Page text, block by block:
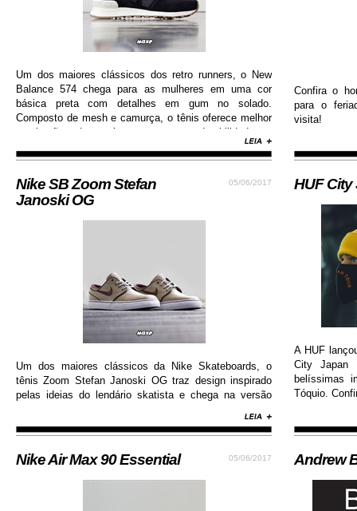
Um dos maiores clássicos dos retro runners, o New
Balance 574 chega para as mulheres em uma cor
básica preta com detalhes em gum no solado.
Composto de mesh e camurça, o tênis oferece melhor
respiração dos pés e garante durabilidade e
05/06/2017
Nike SB Zoom Stefan
Janoski OG
Um dos maiores clássicos da Nike Skateboards, o
tênis Zoom Stefan Janoski OG traz design inspirado
pelas ideias do lendário skatista e chega na versão
de solado de borracha que permite maior aderência.
05/06/2017
Nike Air Max 90 Essential
Confira o
para o
visita!
HUF City
A HUF
City Japan
belíssimas
Tóquio.
Andrew